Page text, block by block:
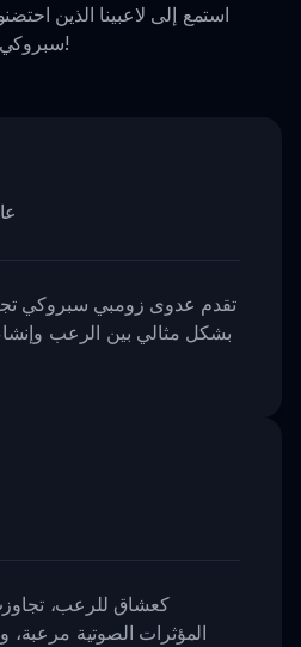
استمع إلى لاعبينا الذين
سبروكي!
تقدم عدوى زومبي سبروكي
بشكل مثالي بين الرعب
كعشاق للرعب،
المؤثرات الصوتية